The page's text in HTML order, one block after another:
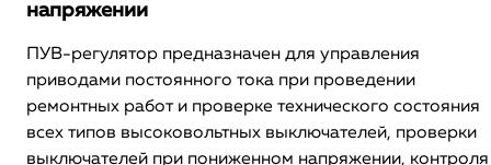
напряжении
ПУВ-регулятор предназначен для управления
приводами постоянного тока при проведении
ремонтных работ и проверке технического состояния
всех типов высоковольтных выключателей, проверки
выключателей при пониженном напряжении, контроля